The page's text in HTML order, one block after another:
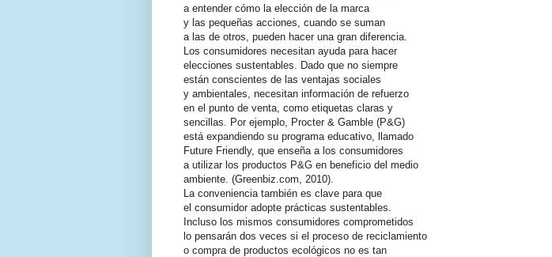
a entender cómo la elección de la marca
y las pequeñas acciones, cuando se suman
a las de otros, pueden hacer una gran diferencia.
Los consumidores necesitan ayuda para hacer
elecciones sustentables. Dado que no siempre
están conscientes de las ventajas sociales
y ambientales, necesitan información de refuerzo
en el punto de venta, como etiquetas claras y
sencillas. Por ejemplo, Procter & Gamble (P&G)
está expandiendo su programa educativo, llamado
Future Friendly, que enseña a los consumidores
a utilizar los productos P&G en beneficio del medio
ambiente. (Greenbiz.com, 2010).
La conveniencia también es clave para que
el consumidor adopte prácticas sustentables.
Incluso los mismos consumidores comprometidos
lo pensarán dos veces si el proceso de reciclamiento
o compra de productos ecológicos no es tan